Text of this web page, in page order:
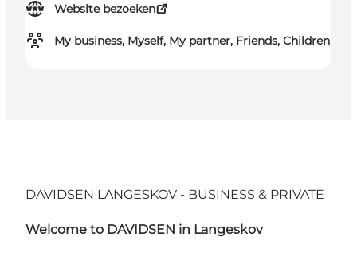
Website bezoeken
My business, Myself, My partner, Friends, Children
DAVIDSEN LANGESKOV - BUSINESS & PRIVATE
Welcome to DAVIDSEN in Langeskov